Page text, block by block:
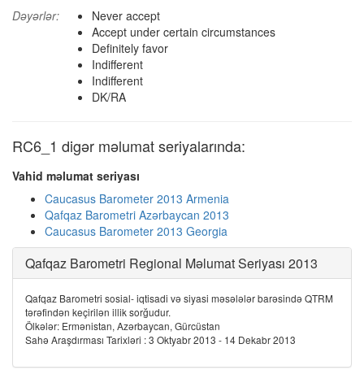
Dəyərlər:
Never accept
Accept under certain circumstances
Definitely favor
Indifferent
Indifferent
DK/RA
RC6_1 digər məlumat seriyalarında:
Vahid məlumat seriyası
Caucasus Barometer 2013 Armenia
Qafqaz Barometri Azərbaycan 2013
Caucasus Barometer 2013 Georgia
Qafqaz Barometri Regional Məlumat Seriyası 2013
Qafqaz Barometri sosial- iqtisadi və siyasi məsələlər barəsində QTRM
tərəfindən keçirilən illik sorğudur.
Ölkələr: Ermənistan, Azərbaycan, Gürcüstan
Sahə Araşdırması Tarixləri : 3 Oktyabr 2013 - 14 Dekabr 2013